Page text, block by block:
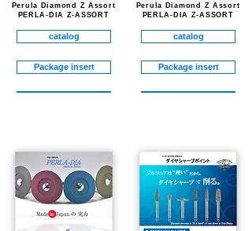
Perula Diamond Z Assort
PERLA-DIA Z-ASSORT
catalog
Package insert
Perula Diamond Z Assort
PERLA-DIA Z-ASSORT
catalog
Package insert